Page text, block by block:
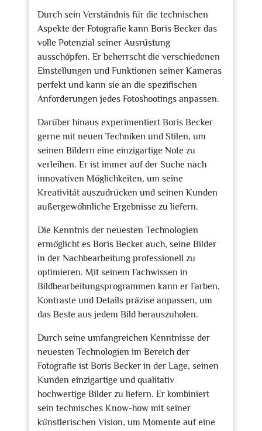
Durch sein Verständnis für die technischen
Aspekte der Fotografie kann Boris Becker das
volle Potenzial seiner Ausrüstung
ausschöpfen. Er beherrscht die verschiedenen
Einstellungen und Funktionen seiner Kameras
perfekt und kann sie an die spezifischen
Anforderungen jedes Fotoshootings anpassen.
Darüber hinaus experimentiert Boris Becker
gerne mit neuen Techniken und Stilen, um
seinen Bildern eine einzigartige Note zu
verleihen. Er ist immer auf der Suche nach
innovativen Möglichkeiten, um seine
Kreativität auszudrücken und seinen Kunden
außergewöhnliche Ergebnisse zu liefern.
Die Kenntnis der neuesten Technologien
ermöglicht es Boris Becker auch, seine Bilder
in der Nachbearbeitung professionell zu
optimieren. Mit seinem Fachwissen in
Bildbearbeitungsprogrammen kann er Farben,
Kontraste und Details präzise anpassen, um
das Beste aus jedem Bild herauszuholen.
Durch seine umfangreichen Kenntnisse der
neuesten Technologien im Bereich der
Fotografie ist Boris Becker in der Lage, seinen
Kunden einzigartige und qualitativ
hochwertige Bilder zu liefern. Er kombiniert
sein technisches Know-how mit seiner
künstlerischen Vision, um Momente auf eine